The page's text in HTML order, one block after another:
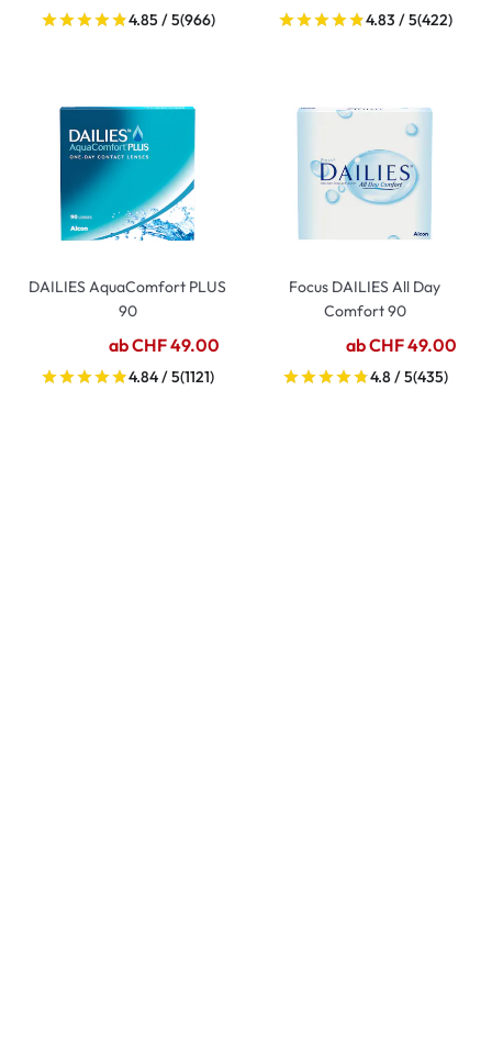
4.85 / 5(966) 4.83 / 5(422)
DAILIES AquaComfort PLUS
90
ab CHF 49.00
4.84 / 5(1121)
Focus DAILIES All Day
Comfort 90
ab CHF 49.00
4.8 / 5(435)